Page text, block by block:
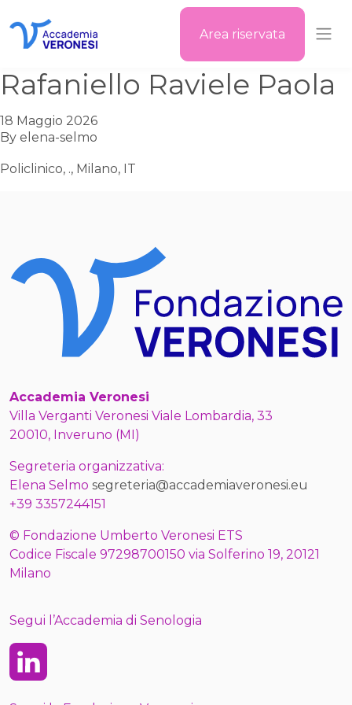
Area riservata
Rafaniello Raviele Paola
18 Maggio 2026
By elena-selmo
Policlinico, ., Milano, IT
Accademia Veronesi
Villa Verganti Veronesi Viale Lombardia, 33
20010, Inveruno (MI)
Segreteria organizzativa:
Elena Selmo segreteria@accademiaveronesi.eu
+39 3357244151
© Fondazione Umberto Veronesi ETS
Codice Fiscale 97298700150 via Solferino 19, 20121
Milano
Segui l’Accademia di Senologia
Linkedin